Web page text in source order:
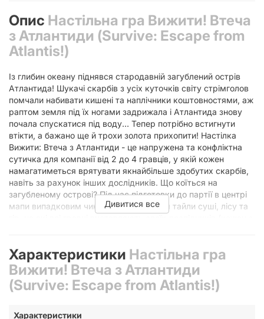
Опис Настільна гра Вижити! Втеча
з Атлантиди (Survive: Escape from
Atlantis!)
Із глибин океану піднявся стародавній загублений острів
Атлантида! Шукачі скарбів з усіх куточків світу стрімголов
помчали набивати кишені та наплічники коштовностями, аж
раптом земля під їх ногами задрижала і Атлантида знову
почала спускатися під воду… Тепер потрібно встигнути
втікти, а бажано ще й трохи золота прихопити! Настілка
Вижити: Втеча з Атлантиди - це напружена та конфліктна
сутичка для компанії від 2 до 4 гравців, у якій кожен
намагатиметься врятувати якнайбільше здобутих скарбів,
навіть за рахунок інших дослідників. Що коїться на
загубленому острові? Під час підготовки до партії в центрі
мапи випадковим чином викладаються тайли суші, лісу та
пляжі підуть під воду першими, слідом за ними лісові
джунглі і лише потім - гори. На звороті кожного тайлу
зображено особливий ефект, який розігрується або
миттєво, або залишиться у активного гравця до слушного
цей тайл повинен буде затонути – гра закінчиться і гравці
Дивитися все
Характеристики Настільна гра
Вижити! Втеча з Атлантиди
(Survive: Escape from Atlantis!)
Характеристики